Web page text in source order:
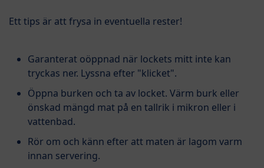
Ett tips är att frysa in eventuella rester!
Garanterat oöppnad när lockets mitt inte kan
tryckas ner. Lyssna efter "klicket".
Öppna burken och ta av locket. Värm burk eller
önskad mängd mat på en tallrik i mikron eller i
vattenbad.
Rör om och känn efter att maten är lagom varm
innan servering.